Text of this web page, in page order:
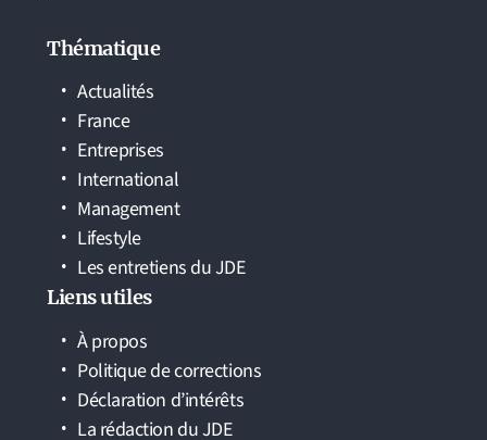
Thématique
Actualités
France
Entreprises
International
Management
Lifestyle
Les entretiens du JDE
Liens utiles
À propos
Politique de corrections
Déclaration d’intérêts
La rédaction du JDE